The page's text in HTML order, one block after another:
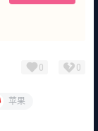
0 0
苹果